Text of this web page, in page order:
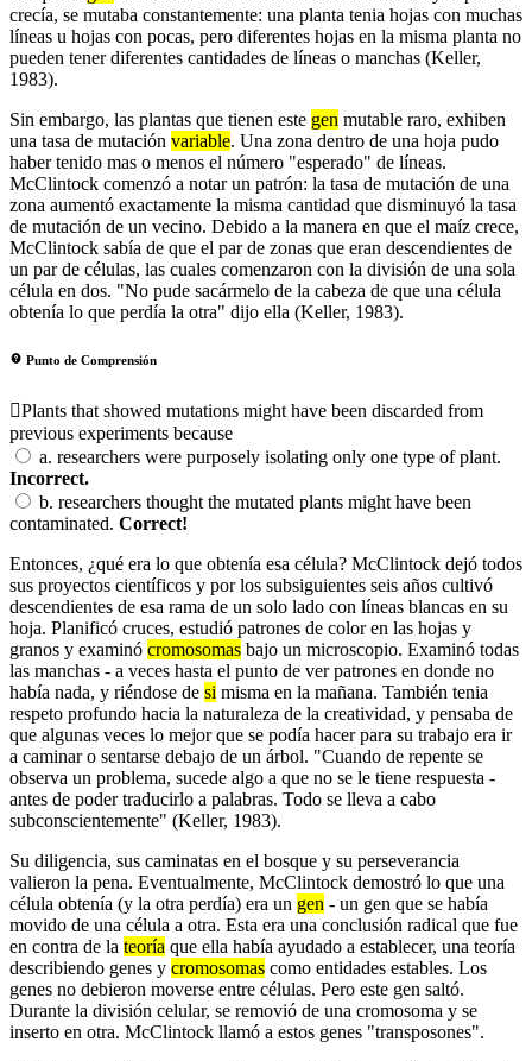
crecía, se mutaba constantemente: una planta tenia hojas con muchas
líneas u hojas con pocas, pero diferentes hojas en la misma planta no
pueden tener diferentes cantidades de líneas o manchas (Keller,
1983).
Sin embargo, las plantas que tienen este gen mutable raro, exhiben
una tasa de mutación variable. Una zona dentro de una hoja pudo
haber tenido mas o menos el número "esperado" de líneas.
McClintock comenzó a notar un patrón: la tasa de mutación de una
zona aumentó exactamente la misma cantidad que disminuyó la tasa
de mutación de un vecino. Debido a la manera en que el maíz crece,
McClintock sabía de que el par de zonas que eran descendientes de
un par de células, las cuales comenzaron con la división de una sola
célula en dos. "No pude sacármelo de la cabeza de que una célula
obtenía lo que perdía la otra" dijo ella (Keller, 1983).
Punto de Comprensión
Plants that showed mutations might have been discarded from
previous experiments because
a. researchers were purposely isolating only one type of plant.
Incorrect.
b. researchers thought the mutated plants might have been
contaminated. Correct!
Entonces, ¿qué era lo que obtenía esa célula? McClintock dejó todos
sus proyectos científicos y por los subsiguientes seis años cultivó
descendientes de esa rama de un solo lado con líneas blancas en su
hoja. Planificó cruces, estudió patrones de color en las hojas y
granos y examinó cromosomas bajo un microscopio. Examinó todas
las manchas - a veces hasta el punto de ver patrones en donde no
había nada, y riéndose de si misma en la mañana. También tenia
respeto profundo hacia la naturaleza de la creatividad, y pensaba de
que algunas veces lo mejor que se podía hacer para su trabajo era ir
a caminar o sentarse debajo de un árbol. "Cuando de repente se
observa un problema, sucede algo a que no se le tiene respuesta -
antes de poder traducirlo a palabras. Todo se lleva a cabo
subconscientemente" (Keller, 1983).
Su diligencia, sus caminatas en el bosque y su perseverancia
valieron la pena. Eventualmente, McClintock demostró lo que una
célula obtenía (y la otra perdía) era un gen - un gen que se había
movido de una célula a otra. Esta era una conclusión radical que fue
en contra de la teoría que ella había ayudado a establecer, una teoría
describiendo genes y cromosomas como entidades estables. Los
genes no debieron moverse entre células. Pero este gen saltó.
Durante la división celular, se removió de una cromosoma y se
inserto en otra. McClintock llamó a estos genes "transposones".